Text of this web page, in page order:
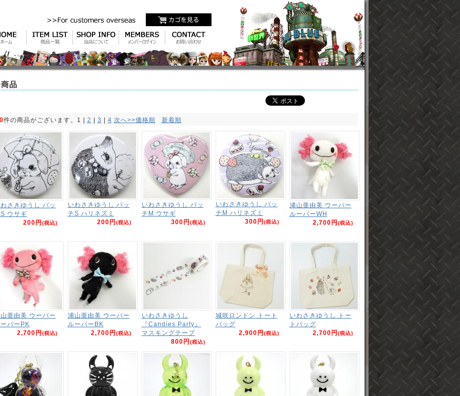
品
件の商品がございます。 1 | 2 | 3 | 4 次へ>>価格順 新着順
さきゆうし バッ
ウサギ
200円 (税込)
いわさきゆうし バッ
チS ハリネズミ
200円 (税込)
いわさきゆうし バッ
チM ウサギ
300円 (税込)
いわさきゆうし バッ
チM ハリネズミ
300円 (税込)
浦山亜由美 ウーパー
ルーパーWH
2,700円 (税込)
亜由美 ウーパー
パーPK
2,700円 (税込)
浦山亜由美 ウーパー
ルーパーBK
2,700円 (税込)
いわさきゆうし
『Candies Party』
マスキングテープ
800円 (税込)
城咲ロンドン トート
バッグ
2,900円 (税込)
いわさきゆうし トー
トバッグ
2,700円 (税込)